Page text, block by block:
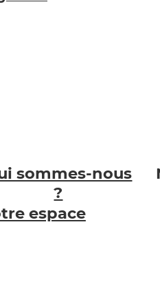
sommes-nous
?
espace